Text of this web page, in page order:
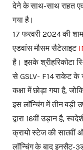
देने के साथ-साथ राहत
गया है।
17 फरवरी 2024 की
एडवांस मौसम सैटेलाइट
है। इसके श्रीहरिकोटा
से GSLV- F14 राकेट
कक्षा में छोड़ा गया है,
इस लॉन्चिंग में तीन बड़ी
द्वारा 16वीं उड़ान है,
क्रायो स्टेज की सातवीं
लॉन्चिंग के बाद इनसैट-